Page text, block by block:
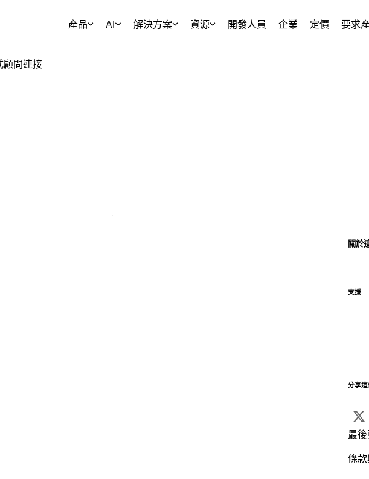
產品 AI 解決方案 資源 開發人員 企業 定價 要求
顧問連接
關於
支援
分享
最
條款